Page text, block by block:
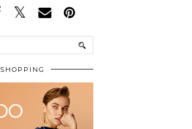
SHOPPING